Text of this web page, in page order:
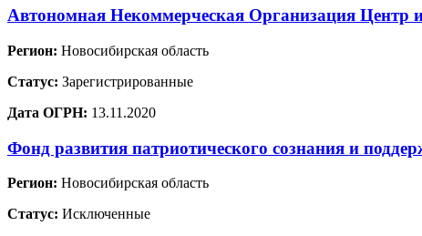
Автономная Некоммерческая Организация Центр
Регион: Новосибирская область
Статус: Зарегистрированные
Дата ОГРН: 13.11.2020
Фонд развития патриотического сознания и
Регион: Новосибирская область
Статус: Исключенные